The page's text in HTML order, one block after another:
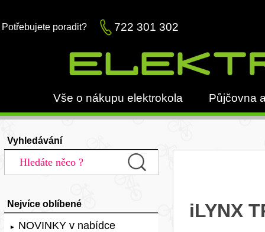
Potřebujete poradit? 722 301 302
Vše o nákupu elektrokola Půjčovna
Vyhledávání
Nejvíce oblíbené
► NOVINKY v nabídce
iLYNX